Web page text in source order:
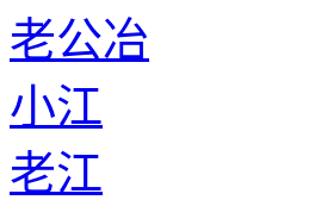
老公冶
小江
老江